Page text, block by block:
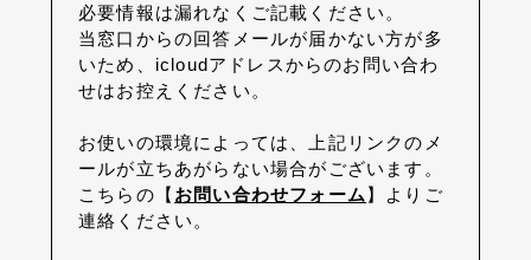
必要情報は漏れなくご記載ください。
当窓口からの回答メールが届かない方が多
いため、icloudアドレスからのお問い合わ
せはお控えください。
お使いの環境によっては、上記リンクのメ
ールが立ちあがらない場合がございます。
こちらの【 お問い合わせフォーム 】よりご
連絡ください。